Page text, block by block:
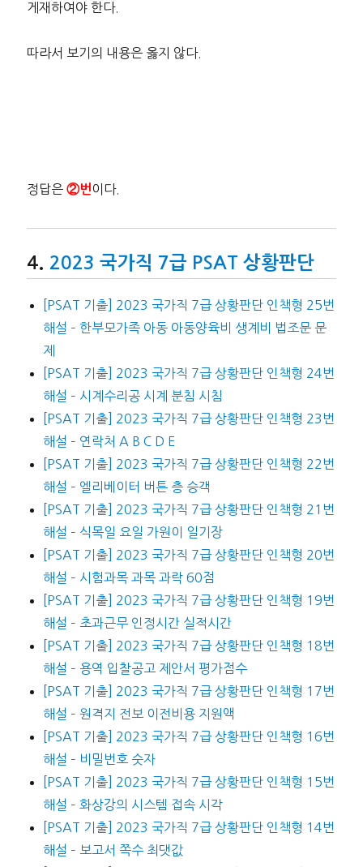
게재하여야 한다.
따라서 보기의 내용은 옳지 않다.
정답은②번 이다.
2023 국가직 7급 PSAT 상황판단
[PSAT 기출] 2023 국가직 7급 상황판단 인책형 25번
해설 – 한부모가족 아동 아동양육비 생계비 법조문 문
제
[PSAT 기출] 2023 국가직 7급 상황판단 인책형 24번
해설 – 시계수리공 시계 분침 시침
[PSAT 기출] 2023 국가직 7급 상황판단 인책형 23번
해설 – 연락처 A B C D E
[PSAT 기출] 2023 국가직 7급 상황판단 인책형 22번
해설 – 엘리베이터 버튼 층 승객
[PSAT 기출] 2023 국가직 7급 상황판단 인책형 21번
해설 – 식목일 요일 가원이 일기장
[PSAT 기출] 2023 국가직 7급 상황판단 인책형 20번
해설 – 시험과목 과목 과락 60점
[PSAT 기출] 2023 국가직 7급 상황판단 인책형 19번
해설 – 초과근무 인정시간 실적시간
[PSAT 기출] 2023 국가직 7급 상황판단 인책형 18번
해설 – 용역 입찰공고 제안서 평가점수
[PSAT 기출] 2023 국가직 7급 상황판단 인책형 17번
해설 – 원격지 전보 이전비용 지원액
[PSAT 기출] 2023 국가직 7급 상황판단 인책형 16번
해설 – 비밀번호 숫자
[PSAT 기출] 2023 국가직 7급 상황판단 인책형 15번
해설 – 화상강의 시스템 접속 시각
[PSAT 기출] 2023 국가직 7급 상황판단 인책형 14번
해설 – 보고서 쪽수 최댓값